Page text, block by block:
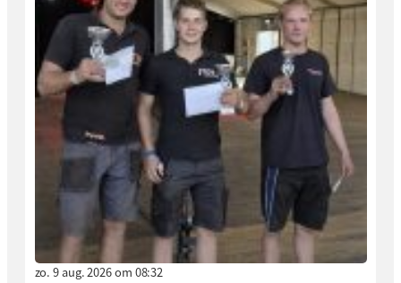
zo. 9 aug. 2026 om 08:32